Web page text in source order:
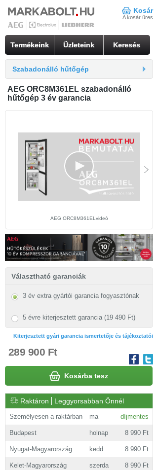
Kosár
A kosár üres
Termékeink Üzleteink Keresés
Szabadonálló hűtőgép
AEG ORC8M361EL szabadonálló
hűtőgép 3 év garancia
AEG ORC8M361ELvideó
Választható garanciák
3 év extra gyártói garancia fogyasztónak
5 évre kiterjesztett garancia (19 490 Ft)
Kiterjesztett gyári garancia ismertetője és tájékoztatói
289 900 Ft
Kosárba tesz
Raktáron Leggyorsabban Önnél
Személyesen a raktárban ma díjmentes
Budapest holnap 8 990 Ft
Nyugat-Magyarország kedd 8 990 Ft
Kelet-Magyarország szerda 8 990 Ft